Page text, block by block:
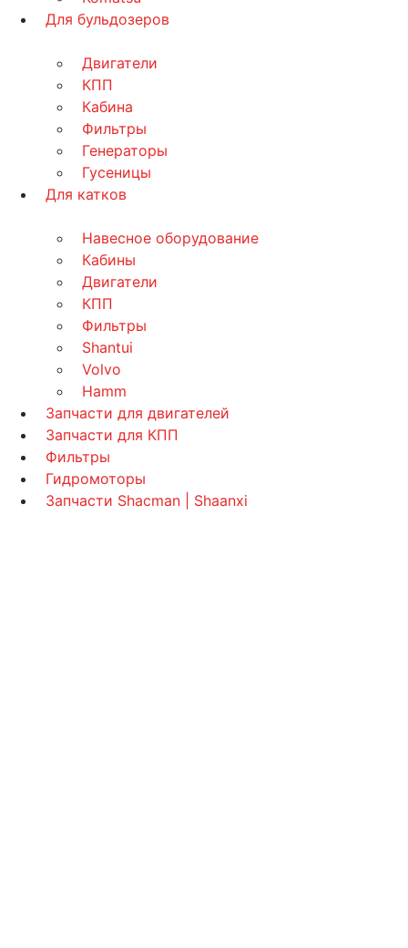
Для бульдозеров
Двигатели
КПП
Кабина
Фильтры
Генераторы
Гусеницы
Для катков
Навесное оборудование
Кабины
Двигатели
КПП
Фильтры
Shantui
Volvo
Hamm
Запчасти для двигателей
Запчасти для КПП
Фильтры
Гидромоторы
Запчасти Shacman | Shaanxi